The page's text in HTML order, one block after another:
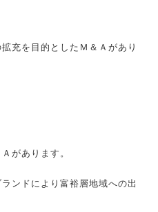
充を目的としたＭ＆Ａがあり
があります。
ンドにより富裕層地域への出